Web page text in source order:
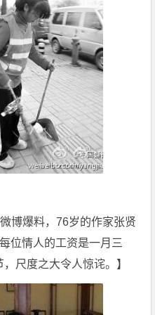
博爆料，76岁的作家张贤
位情人的工资是一月三
尺度之大令人惊诧。】